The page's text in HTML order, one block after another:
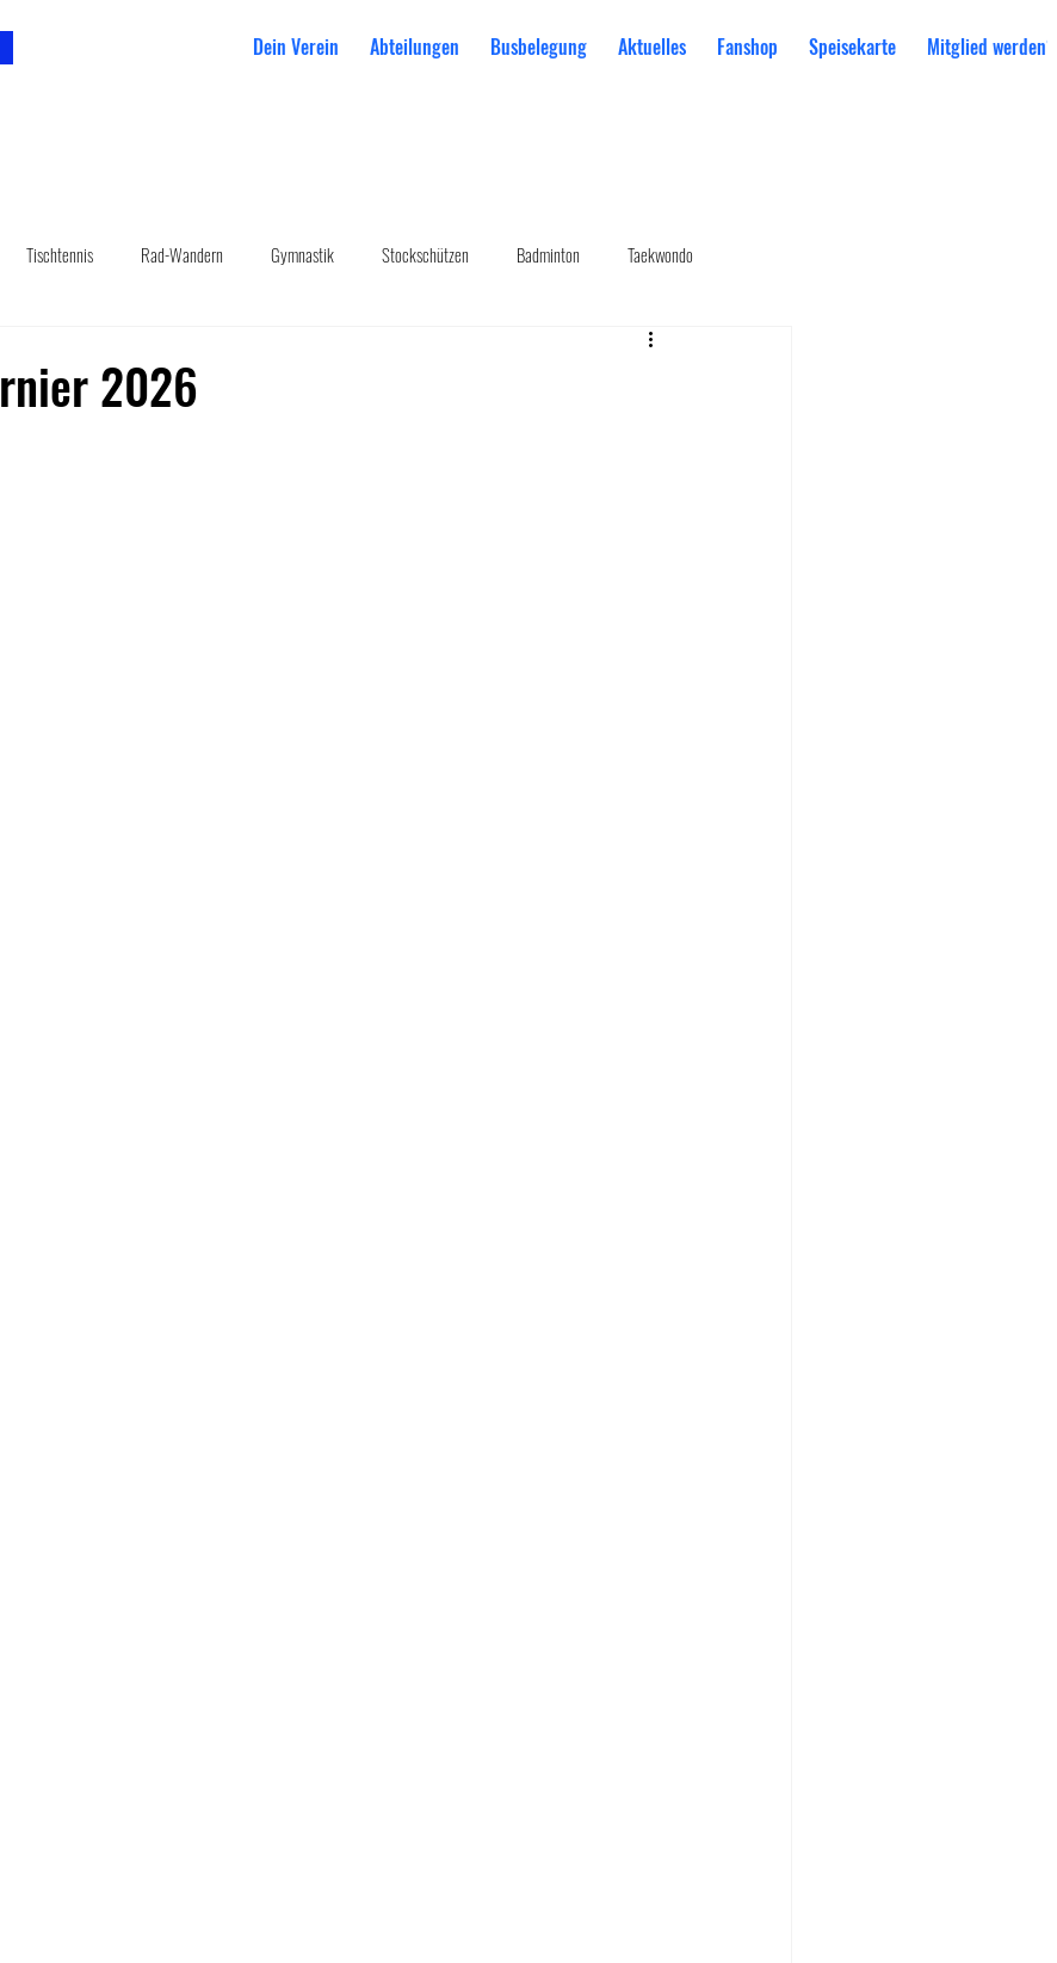
Dein Verein Abteilungen Busbelegung Aktuelles Fanshop Speisekarte Mitglied werden?
Tischtennis Rad-Wandern Gymnastik Stockschützen Badminton Taekwondo
2026